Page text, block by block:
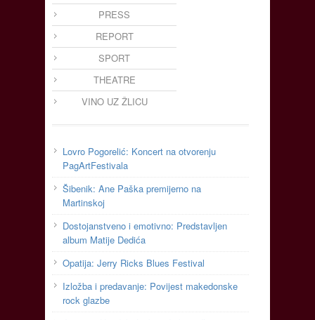
PRESS
REPORT
SPORT
THEATRE
VINO UZ ŽLICU
Lovro Pogorelić: Koncert na otvorenju
PagArtFestivala
Šibenik: Ane Paška premijerno na
Martinskoj
Dostojanstveno i emotivno: Predstavljen
album Matije Dedića
Opatija: Jerry Ricks Blues Festival
Izložba i predavanje: Povijest makedonske
rock glazbe